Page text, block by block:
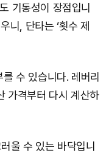
기동성이 장점입니
니, 단타는 ‘횟수 제
수 있습니다. 레버리
가격부터 다시 계산하
울 수 있는 바닥입니